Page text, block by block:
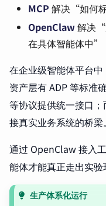
MCP 解决“如何
OpenClaw解决“
在具体智能体中”
在企业级智能体平台
资产层有 ADP 等标准
等协议提供统一接口
接真实业务系统的桥梁。
通过 OpenClaw 接入
能体才能真正走出实验
生产体系化运行